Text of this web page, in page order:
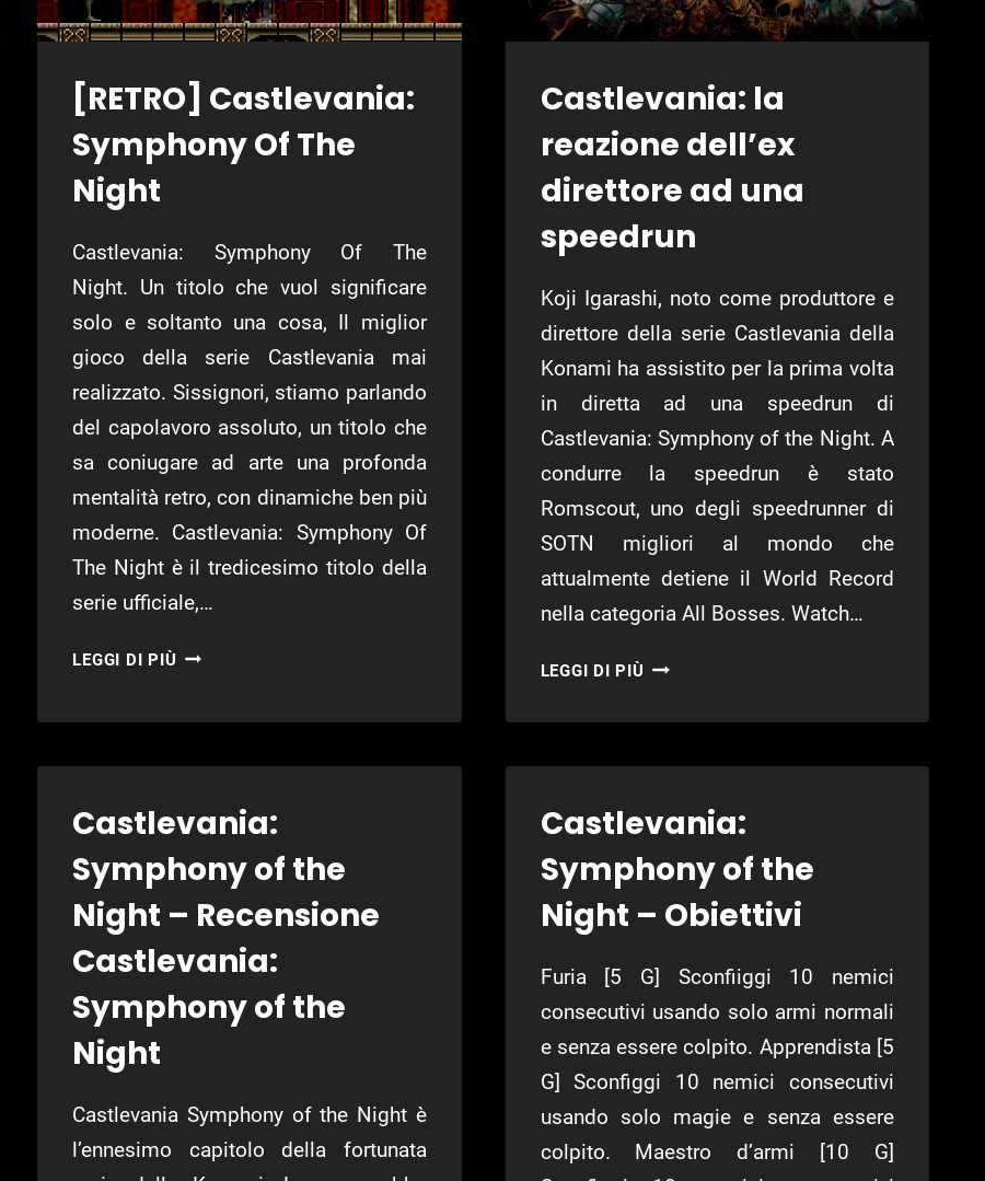
SU
PLAYSTATION
[RETRO] Castlevania:
Symphony Of The
Night
Castlevania: Symphony Of The
Night. Un titolo che vuol significare
solo e soltanto una cosa, Il miglior
gioco della serie Castlevania mai
realizzato. Sissignori, stiamo parlando
del capolavoro assoluto, un titolo che
sa coniugare ad arte una profonda
mentalità retro, con dinamiche ben più
moderne. Castlevania: Symphony Of
The Night è il tredicesimo titolo della
serie ufficiale,…
LEGGI DI PIÙ [RETRO]
THE
Castlevania: la
reazione dell’ex
direttore ad una
speedrun
Koji Igarashi, noto come produttore e
direttore della serie Castlevania della
Konami ha assistito per la prima volta
in diretta ad una speedrun di
Castlevania: Symphony of the Night. A
condurre la speedrun è stato
Romscout, uno degli speedrunner di
SOTN migliori al mondo che
attualmente detiene il World Record
nella categoria All Bosses. Watch…
LEGGI DI PIÙ CASTLEVANIA:
REAZIONE
UNA
Castlevania:
Symphony of the
Night – Recensione
Castlevania:
Symphony of the
Night
Castlevania Symphony of the Night è
l’ennesimo capitolo della fortunata
Castlevania:
Symphony of the
Night – Obiettivi
Furia [5 G] Sconfiiggi 10 nemici
consecutivi usando solo armi normali
e senza essere colpito. Apprendista [5
G] Sconfiggi 10 nemici consecutivi
usando solo magie e senza essere
colpito. Maestro d’armi [10 G]